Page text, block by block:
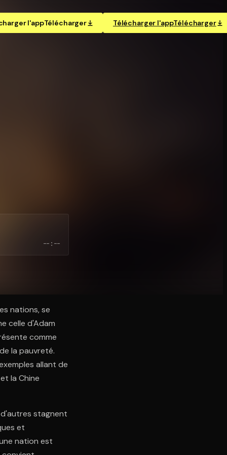
l'appTélécharger Télécharger l'appTélécharger
--:--
nations, se
celle d'Adam
comme
la pauvreté.
allant de
la Chine
stagnent
et
nation est